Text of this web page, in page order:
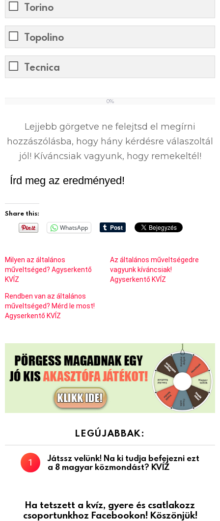
Torino
Topolino
Tecnica
0%
Lejjebb görgetve ne felejtsd el megírni
hozzászólásba, hogy hány kérdésre válaszoltál
jól! Kíváncsiak vagyunk, hogy remekeltél!
Írd meg az eredményed!
Share this:
WhatsApp
Milyen az általános
műveltséged? Agyserkentő
KVÍZ
Az általános műveltségedre
vagyunk kíváncsiak!
Agyserkentő KVÍZ
Rendben van az általános
műveltséged? Mérd le most!
Agyserkentő KVÍZ
LEGÚJABBAK:
Játssz velünk! Na ki tudja befejezni ezt
a 8 magyar közmondást? KVÍZ
Ha tetszett a kvíz, gyere és csatlakozz
csoportunkhoz Facebookon! Köszönjük!